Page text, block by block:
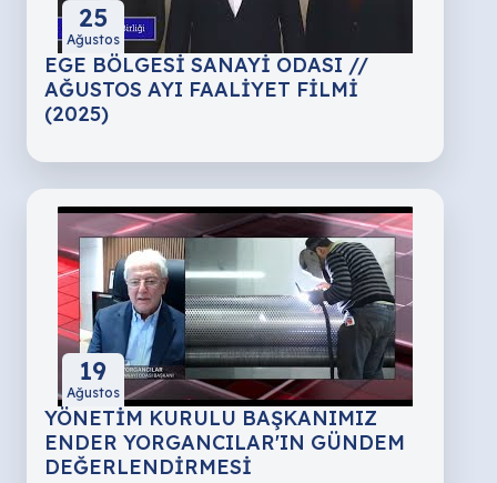
25
Ağustos
EGE BÖLGESİ SANAYİ ODASI //
AĞUSTOS AYI FAALİYET FİLMİ
(2025)
19
Ağustos
YÖNETİM KURULU BAŞKANIMIZ
ENDER YORGANCILAR'IN GÜNDEM
DEĞERLENDİRMESİ